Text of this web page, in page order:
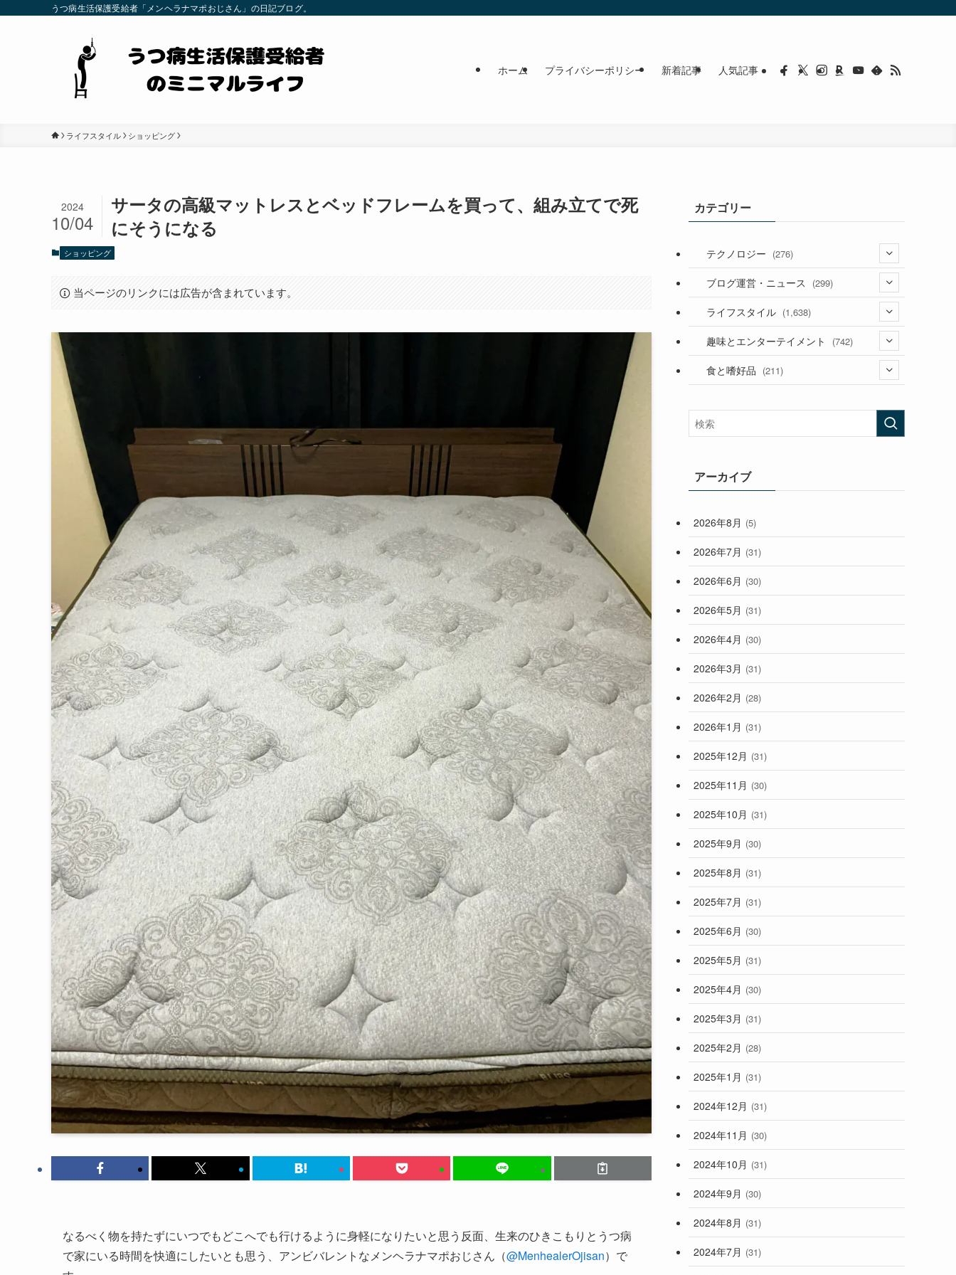
うつ病生活保護受給者「メンヘラナマポおじさん」の日記ブログ。
ホーム プライバシーポリシー 新着記事 人気記事
ライフスタイル ショッピング
サータの高級マットレスとベッドフレームを買って、組み立てで死
にそうになる
2024
10/04
ショッピング
当ページのリンクには広告が含まれています。
なるべく物を持たずにいつでもどこへでも行けるように身軽になりたいと思う反面、生来のひきこもりとうつ病
で家にいる時間を快適にしたいとも思う、アンビバレントなメンヘラナマポおじさん（@MenhealerOjisan）で
カテゴリー
テクノロジー (276)
(36)
(187)
(53)
ブログ運営・ニュース (299)
(118)
(181)
ライフスタイル (1,638)
(394)
(282)
(33)
(248)
趣味とエンターテイメント (742)
(56)
(472)
食と嗜好品 (211)
アーカイブ
2026年8月 (5)
2026年7月 (31)
2026年6月 (30)
2026年5月 (31)
2026年4月 (30)
2026年3月 (31)
2026年2月 (28)
2026年1月 (31)
2025年12月 (31)
2025年11月 (30)
2025年10月 (31)
2025年9月 (30)
2025年8月 (31)
2025年7月 (31)
2025年6月 (30)
2025年5月 (31)
2025年4月 (30)
2025年3月 (31)
2025年2月 (28)
2025年1月 (31)
2024年12月 (31)
2024年11月 (30)
2024年10月 (31)
2024年9月 (30)
2024年8月 (31)
2024年7月 (31)